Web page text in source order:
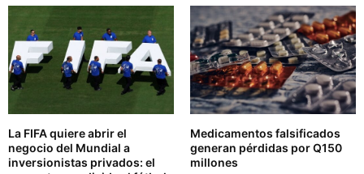
La FIFA quiere abrir el
negocio del Mundial a
inversionistas privados: el
Medicamentos falsificados
generan pérdidas por Q150
millones